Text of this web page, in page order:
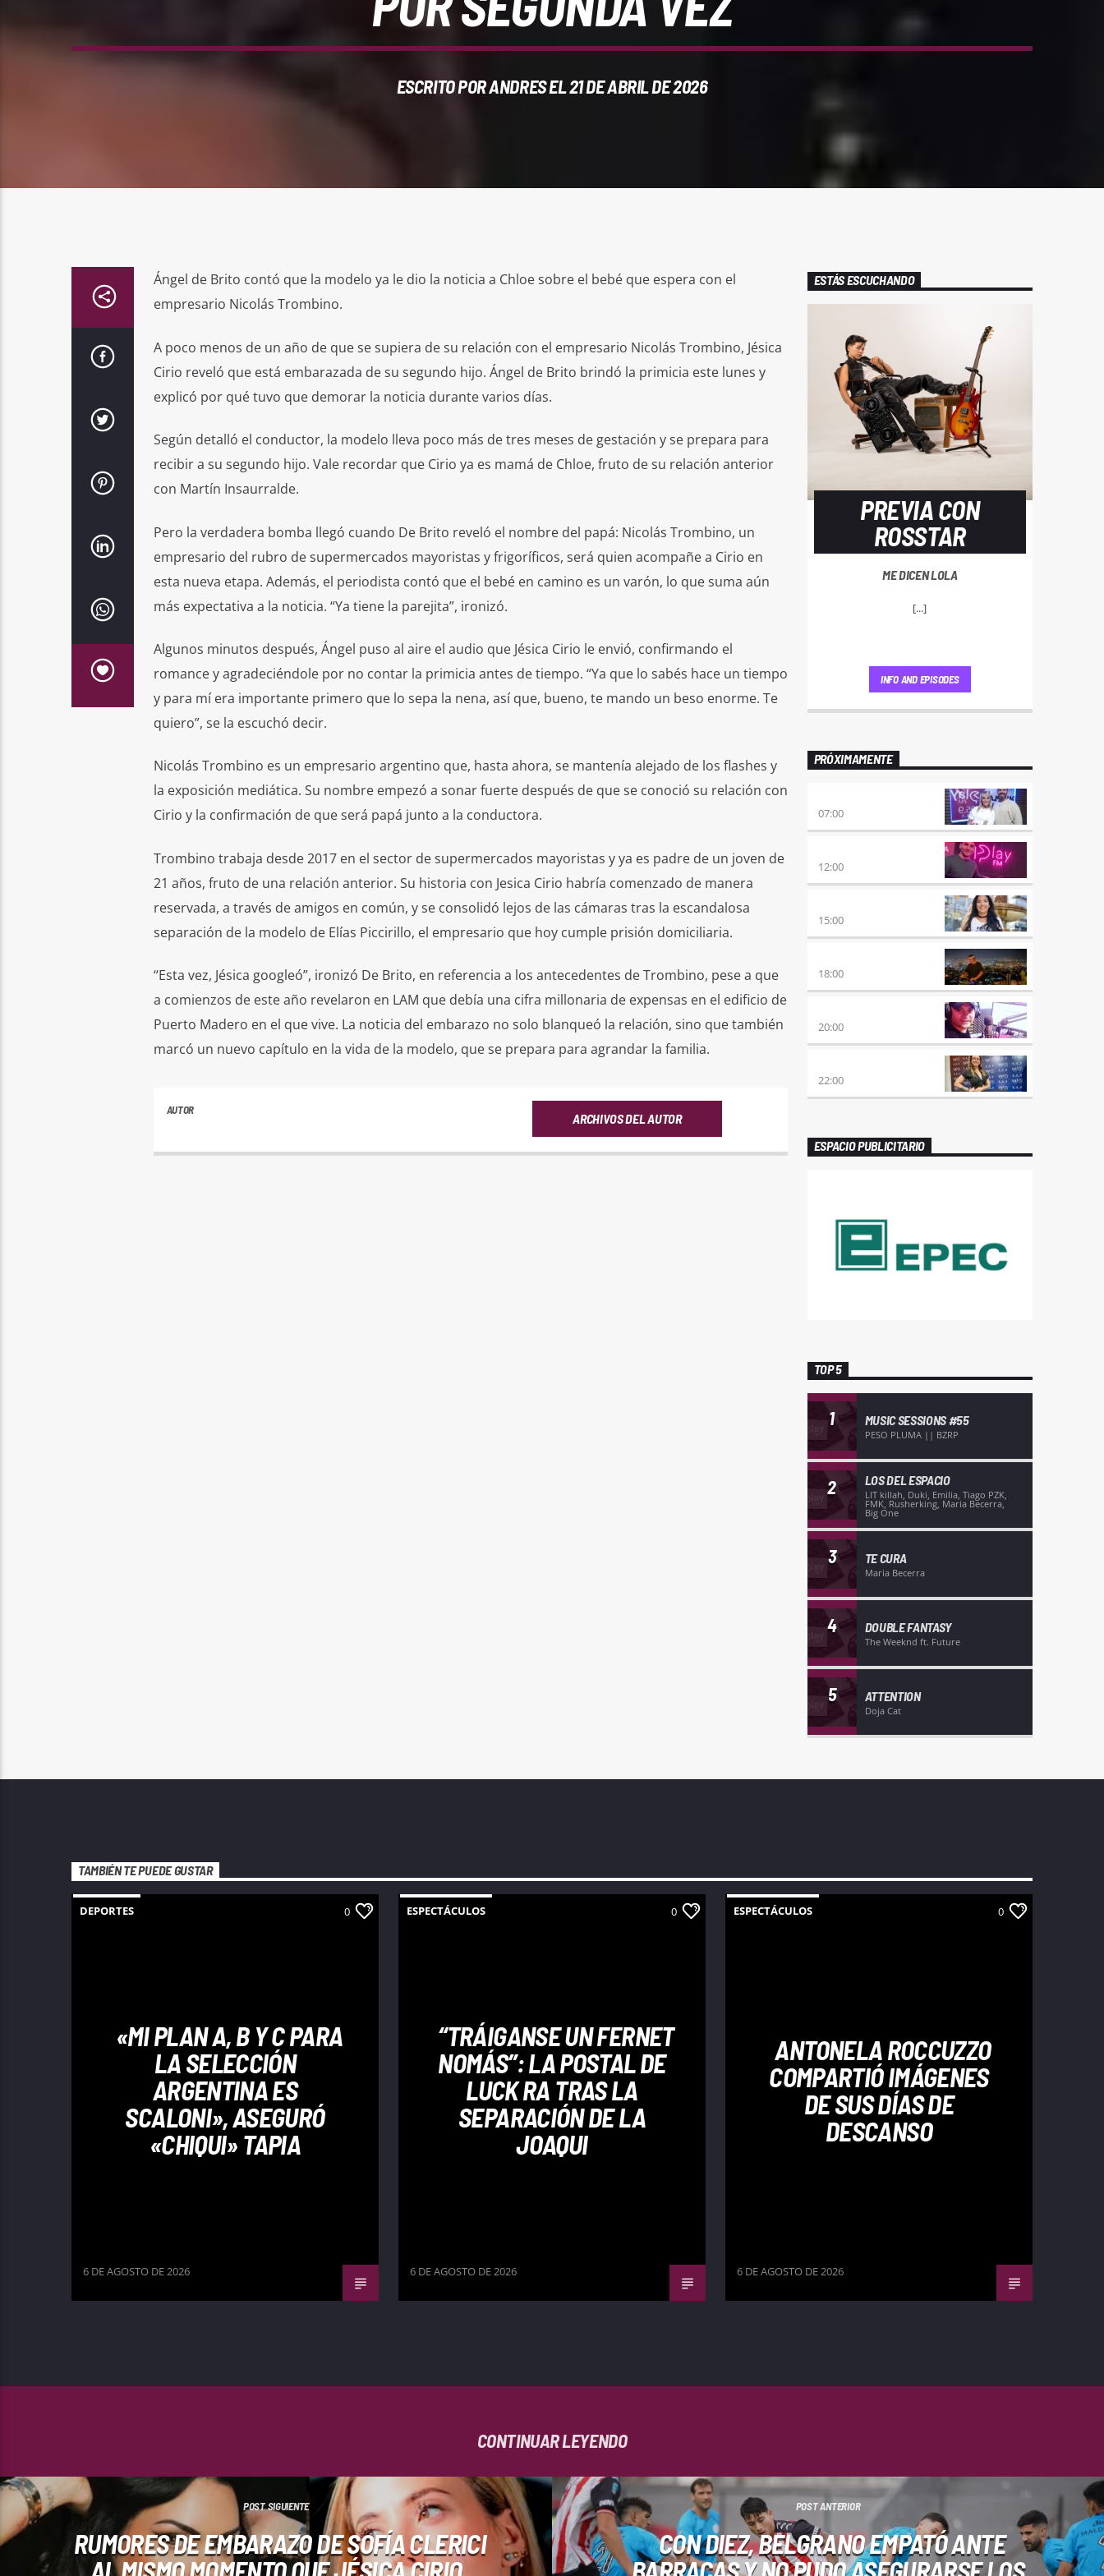
ESCRITO PORANDRESEL 21 DE ABRIL DE 2026
Ángel de Brito contó que la modelo ya le dio la noticia a Chloe sobre el bebé que espera con el
empresario Nicolás Trombino.
A poco menos de un año de que se supiera de su relación con el empresario Nicolás Trombino, Jésica
Cirio reveló que está embarazada de su segundo hijo. Ángel de Brito brindó la primicia este lunes y
explicó por qué tuvo que demorar la noticia durante varios días.
Según detalló el conductor, la modelo lleva poco más de tres meses de gestación y se prepara para
recibir a su segundo hijo. Vale recordar que Cirio ya es mamá de Chloe, fruto de su relación anterior
con Martín Insaurralde.
Pero la verdadera bomba llegó cuando De Brito reveló el nombre del papá: Nicolás Trombino, un
empresario del rubro de supermercados mayoristas y frigoríficos, será quien acompañe a Cirio en
esta nueva etapa. Además, el periodista contó que el bebé en camino es un varón, lo que suma aún
más expectativa a la noticia. “Ya tiene la parejita”, ironizó.
Algunos minutos después, Ángel puso al aire el audio que Jésica Cirio le envió, confirmando el
romance y agradeciéndole por no contar la primicia antes de tiempo. “Ya que lo sabés hace un tiempo
y para mí era importante primero que lo sepa la nena, así que, bueno, te mando un beso enorme. Te
quiero”, se la escuchó decir.
Nicolás Trombino es un empresario argentino que, hasta ahora, se mantenía alejado de los flashes y
la exposición mediática. Su nombre empezó a sonar fuerte después de que se conoció su relación con
Cirio y la confirmación de que será papá junto a la conductora.
Trombino trabaja desde 2017 en el sector de supermercados mayoristas y ya es padre de un joven de
21 años, fruto de una relación anterior. Su historia con Jesica Cirio habría comenzado de manera
reservada, a través de amigos en común, y se consolidó lejos de las cámaras tras la escandalosa
separación de la modelo de Elías Piccirillo, el empresario que hoy cumple prisión domiciliaria.
“Esta vez, Jésica googleó”, ironizó De Brito, en referencia a los antecedentes de Trombino, pese a que
a comienzos de este año revelaron en LAM que debía una cifra millonaria de expensas en el edificio de
Puerto Madero en el que vive. La noticia del embarazo no solo blanqueó la relación, sino que también
marcó un nuevo capítulo en la vida de la modelo, que se prepara para agrandar la familia.
AUTOR
ARCHIVOS DEL AUTOR
ESTÁS ESCUCHANDO
PREVIA CON
ROSSTAR
ME DICEN LOLA
[...]
INFO AND EPISODES
PRÓXIMAMENTE
07:00
12:00
15:00
18:00
20:00
22:00
ESPACIO PUBLICITARIO
TOP 5
1 MUSIC SESSIONS #55
PESO PLUMA || BZRP
2 LOS DEL ESPACIO
LIT killah, Duki, Emilia, Tiago PZK,
FMK, Rusherking, Maria Becerra,
Big One
3 TE CURA
Maria Becerra
4 DOUBLE FANTASY
The Weeknd ft. Future
5 ATTENTION
Doja Cat
TAMBIÉN TE PUEDE GUSTAR
DEPORTES 0
«MI PLAN A, B Y C PARA
LA SELECCIÓN
ARGENTINA ES
SCALONI», ASEGURÓ
«CHIQUI» TAPIA
6 DE AGOSTO DE 2026
ESPECTÁCULOS 0
“TRÁIGANSE UN FERNET
NOMÁS”: LA POSTAL DE
LUCK RA TRAS LA
SEPARACIÓN DE LA
JOAQUI
6 DE AGOSTO DE 2026
ESPECTÁCULOS 0
ANTONELA ROCCUZZO
COMPARTIÓ IMÁGENES
DE SUS DÍAS DE
DESCANSO
6 DE AGOSTO DE 2026
CONTINUAR LEYENDO
POST SIGUIENTE
RUMORES DE EMBARAZO DE SOFÍA CLERICI
POST ANTERIOR
CON DIEZ, BELGRANO EMPATÓ ANTE